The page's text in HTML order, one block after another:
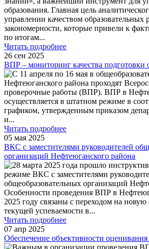
образования. Главная цель
управлении качеством образовательных
закономерности, которые привели к
по итогам...
Читать подробнее
26 сен 2025
ВПР – мониторинг качества подготовки
С 11 апреля по 16 мая в
Нефтеюганского района проходят
проверочные работы (ВПР). ВПР в
осуществляется в штатном режиме в
графиком, утвержденным приказом
и...
Читать подробнее
05 мая 2025
ВКС с заместителями руководителей
организаций Нефтеюганского района
28 марта 2025 года прошло
режиме ВКС с заместителями
общеобразовательных организаций
Особенности проведения ВПР в
2025 году связаны с переходом на новую
текущей успеваемости в...
Читать подробнее
07 апр 2025
Обеспечение объективности
Важным в организации проведения